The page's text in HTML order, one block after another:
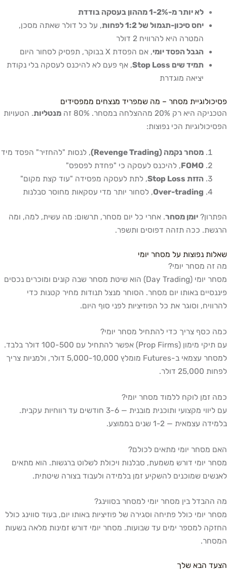
לא יותר מ-1-2% מההון בעסקה בודדת
יחס סיכון-תגמול של 1:2 לפחות
, על כל דולר שאתה מסכן,
המטרה היא להרוויח 2 דולר
הגבל הפסד יומי, אם הפסדת X בבוקר, תפסיק לסחור היום
תמיד שים Stop Loss
, אף פעם לא להיכנס לעסקה בלי נקודת
יציאה מוגדרת
פסיכולוגיית מסחר – מה שמפריד מנצחים ממפסידים
הטכניקה היא רק 20% מההצלחה במסחר. 80% זה
מנטליות. הטעויות
הפסיכולוגיות הכי נפוצות:
מסחר נקמה (Revenge Trading)
, לנסות "להחזיר" הפסד מיד
FOMO, להיכנס לעסקה כי "פחדת לפספס"
הזזת Stop Loss
, לתת לעסקה מפסידה "עוד קצת מקום"
Over-trading, לסחור יותר מדי עסקאות מחוסר סבלנות
הפתרון? יומן מסחר. אחרי כל יום מסחר, תרשום: מה עשית, למה, ומה
הרגשת. ככה תזהה דפוסים ותשפר.
שאלות נפוצות על מסחר יומי
מה זה מסחר יומי?
מסחר יומי (Day Trading) הוא שיטת מסחר שבה קונים ומוכרים נכסים
פיננסיים באותו יום מסחר. הסוחר מנצל תנודות מחיר קטנות כדי
להרוויח, וסוגר את כל הפוזיציות לפני סוף היום.
כמה כסף צריך כדי להתחיל מסחר יומי?
עם תיקי מימון (Prop Firms) אפשר להתחיל עם 100-500 דולר בלבד.
למסחר עצמאי ב-Futures מומלץ 5,000-10,000 דולר, ולמניות צריך
לפחות 25,000 דולר.
כמה זמן לוקח ללמוד מסחר יומי?
עם ליווי מקצועי ותוכנית מובנית — 3-6 חודשים עד רווחיות עקבית.
בלמידה עצמאית — 1-2 שנים בממוצע.
האם מסחר יומי מתאים לכולם?
מסחר יומי דורש משמעת, סבלנות ויכולת לשלוט ברגשות. הוא מתאים
לאנשים שמוכנים להשקיע זמן בלמידה ולעבוד בצורה שיטתית.
מה ההבדל בין מסחר יומי למסחר בסווינג?
מסחר יומי כולל פתיחה וסגירה של פוזיציות באותו יום, בעוד סווינג כולל
החזקה למספר ימים עד שבועות. מסחר יומי דורש זמינות מלאה בשעות
המסחר.
הצעד הבא שלך